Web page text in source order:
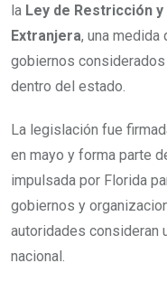
la Ley de Restricción
Extranjera, una medida
gobiernos
dentro del estado.
La legislación fue
en mayo y forma parte
impulsada por Florida
gobiernos y
autoridades consideran
nacional.